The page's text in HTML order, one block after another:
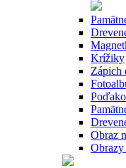
Krížiky
Zápich
Obraz
Obrazy